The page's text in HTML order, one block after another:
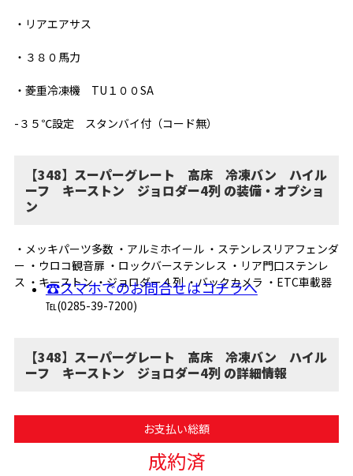
・リアエアサス
・３８０馬力
・菱重冷凍機 TU１００SA
-３５℃設定 スタンバイ付（コード無）
【348】スーパーグレート 高床 冷凍バン ハイル
ーフ キーストン ジョロダー4列 の装備・オプショ
ン
・メッキパーツ多数 ・アルミホイール ・ステンレスリアフェンダ
ー ・ウロコ観音扉 ・ロックバーステンレス ・リア門口ステンレ
ス ・キーストン ・ジョロダー４列 ・バックカメラ ・ETC車載器
☎スマホでのお問合せはコチラへ
℡(0285-39-7200)
【348】スーパーグレート 高床 冷凍バン ハイル
ーフ キーストン ジョロダー4列 の詳細情報
お支払い総額
成約済